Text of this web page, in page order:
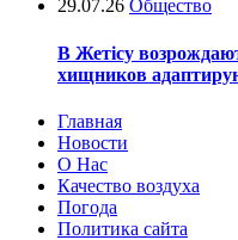
29.07.26 Общество
В Жетісу
хищников
Главная
Новости
О Нас
Качество воздуха
Погода
Политика сайта